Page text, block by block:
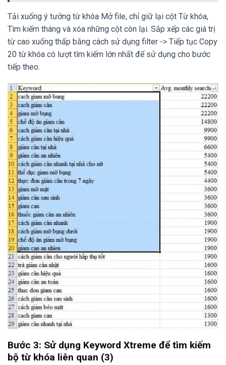
Tải xuống ý tưởng từ khóa Mở file, chỉ giữ lại cột Từ khóa,
Tìm kiếm tháng và xóa những cột còn lại. Sắp xếp các giá trị
từ cao xuống thấp bằng cách sử dụng filter -> Tiếp tục Copy
20 từ khóa có lượt tìm kiếm lớn nhất để sử dụng cho bước
tiếp theo.
Bước 3: Sử dụng Keyword Xtreme để tìm kiếm
bộ từ khóa liên quan (3)